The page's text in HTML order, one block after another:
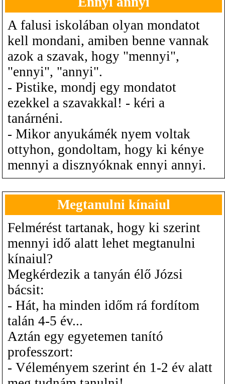
A falusi iskolában olyan mondatot
kell mondani, amiben benne vannak
azok a szavak, hogy "mennyi",
"ennyi", "annyi".
- Pistike, mondj egy mondatot
ezekkel a szavakkal! - kéri a
tanárnéni.
- Mikor anyukámék nyem voltak
ottyhon, gondoltam, hogy ki kénye
mennyi a disznyóknak ennyi annyi.
Megtanulni kínaiul
Felmérést tartanak, hogy ki szerint
mennyi idő alatt lehet megtanulni
kínaiul?
Megkérdezik a tanyán élő Józsi
bácsit:
- Hát, ha minden időm rá fordítom
talán 4-5 év...
Aztán egy egyetemen tanító
professzort:
- Véleményem szerint én 1-2 év alatt